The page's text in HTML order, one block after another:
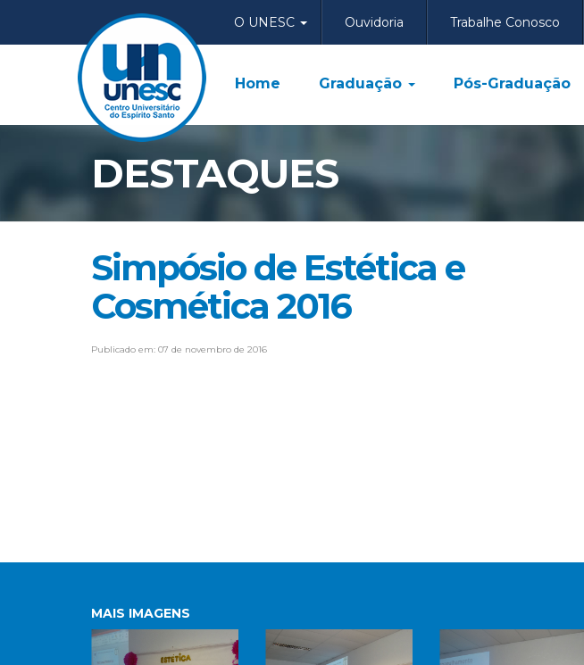
O UNESC Ouvidoria Trabalhe Conosco
Home Graduação Pós-Graduação
DESTAQUES
Simpósio de Estética e
Cosmética 2016
Publicado em: 07 de novembro de 2016
MAIS IMAGENS